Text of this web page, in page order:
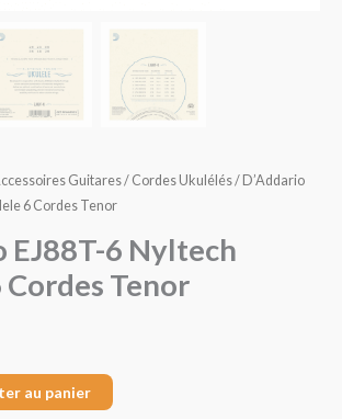
Guitares/ Cordes Ukulélés/ D’Addario
6 Cordes Tenor
EJ88T-6 Nyltech
Tenor
au panier